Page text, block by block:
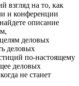
взгляд на то, как
и конференции
описание
деловых
деловых
по-настоящему
деловых
не станет